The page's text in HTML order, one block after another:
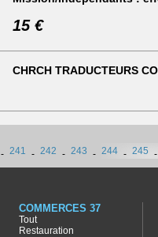
15 €
CHRCH TRADUCTEURS
- 241 - 242 - 243 - 244 - 245 -
COMMERCES 37
Tout
Restauration